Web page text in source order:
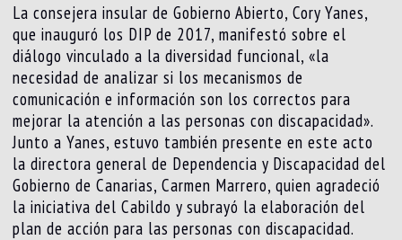
La consejera insular de Gobierno Abierto, Cory Yanes,
que inauguró los DIP de 2017, manifestó sobre el
diálogo vinculado a la diversidad funcional, «la
necesidad de analizar si los mecanismos de
comunicación e información son los correctos para
mejorar la atención a las personas con discapacidad».
Junto a Yanes, estuvo también presente en este acto
la directora general de Dependencia y Discapacidad del
Gobierno de Canarias, Carmen Marrero, quien agradeció
la iniciativa del Cabildo y subrayó la elaboración del
plan de acción para las personas con discapacidad.